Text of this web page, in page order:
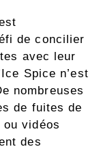
de concilier
avec leur
Spice n’est
nombreuses
de fuites de
vidéos
des